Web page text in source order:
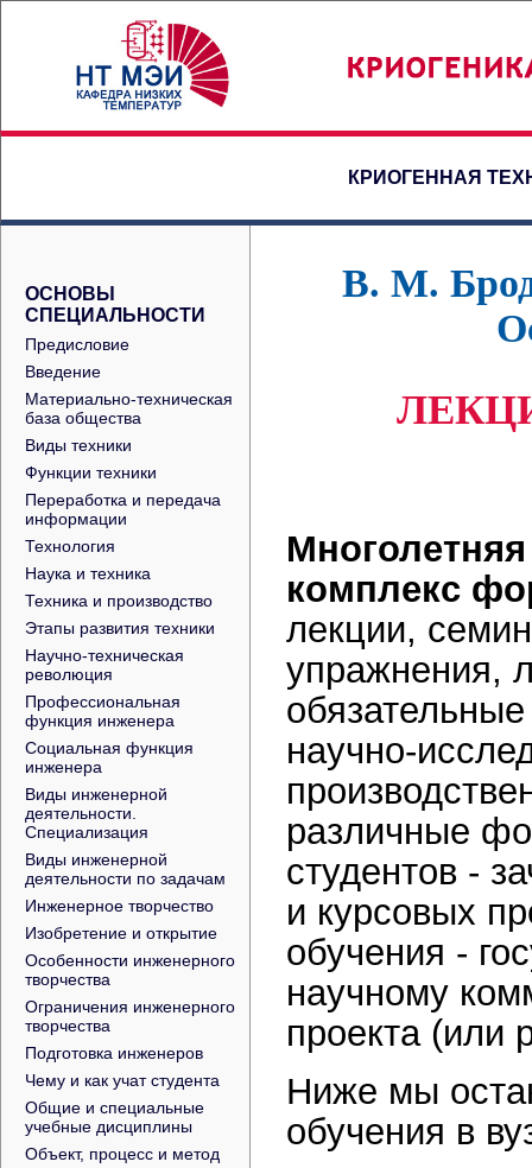
КРИОГЕННАЯ
ОСНОВЫ
СПЕЦИАЛЬНОСТИ
Предисловие
Введение
Материально-техническая
база общества
Виды техники
Функции техники
Переработка и передача
информации
Технология
Наука и техника
Техника и производство
Этапы развития техники
Научно-техническая
революция
Профессиональная
функция инженера
Социальная функция
инженера
Виды инженерной
деятельности.
Специализация
Виды инженерной
деятельности по задачам
Инженерное творчество
Изобретение и открытие
Особенности инженерного
творчества
Ограничения инженерного
творчества
Подготовка инженеров
Чему и как учат студента
Общие и специальные
учебные дисциплины
Объект, процесс и метод
В. М.
комплекс
лекции,
упражнения,
научно-
различные
студентов -
и курсовых
обучения -
научному
проекта (или
Ниже мы
обучения в